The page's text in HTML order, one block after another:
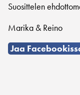
Suosittelen
Marika & Reino
Jaa